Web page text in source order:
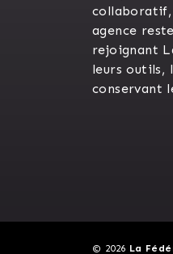
collaboratif,
agence
rejoignant
leurs outils,
conservant
© 2026 La